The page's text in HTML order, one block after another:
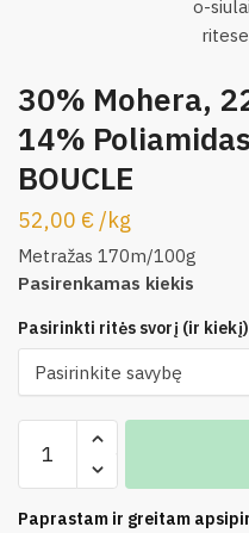
30% Mohera,
14%
BOUCLE
52,00 € /kg
Metražas 170m/100g
Pasirenkamas kiekis
Pasirinkti ritės svorį (ir kiekį)
kiekis:
30%
Mohera,
Paprastam ir greitam